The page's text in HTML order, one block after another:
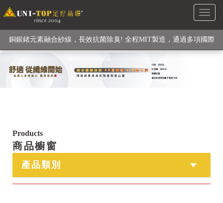
Toggle
級高性能纖維素材), 機能貼身衣物No. 1
銅銀鍺元素融合紗線，長效抗菌除臭! 全程MIT製造，通過多項國際
檢驗
【快來點我】H型銅銀纖維長效PP能量護膝! 支撐. 包覆感. 超透氣.
Products
商品櫥窗
產品類別